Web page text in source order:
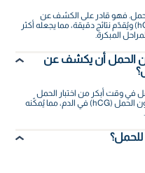
فهو قادر على الكشف عن
مستويات منخفضة جدًا من هرمون الحمل (hCG) ويُقدّم نتائج دقيقة، مما يجعله أكثر
المبكرة.
الحمل أن يكشف عن
في وقت أبكر من اختبار الحمل
بالبول. فهو يقيس حتى كميات ضئيلة من هرمون الحمل (hCG) في الدم، مما يُمكّنه